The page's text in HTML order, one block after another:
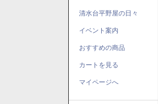
清水台平野屋の日々
イベント案内
おすすめの商品
カートを見る
マイページへ